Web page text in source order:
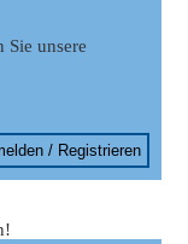
Sie unsere
/ Registrieren